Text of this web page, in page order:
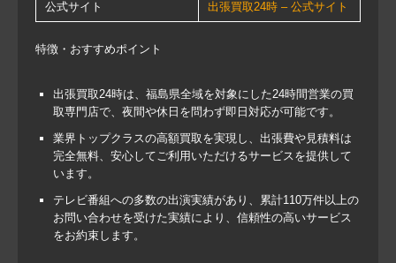
公式サイト 出張買取24時 – 公式サイト
特徴・おすすめポイント
出張買取24時は、福島県全域を対象にした24時間営業の買
取専門店で、夜間や休日を問わず即日対応が可能です。
業界トップクラスの高額買取を実現し、出張費や見積料は
完全無料、安心してご利用いただけるサービスを提供して
います。
テレビ番組への多数の出演実績があり、累計110万件以上の
お問い合わせを受けた実績により、信頼性の高いサービス
をお約束します。